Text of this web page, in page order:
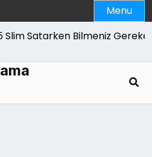
Menu
Satarken Bilmeniz